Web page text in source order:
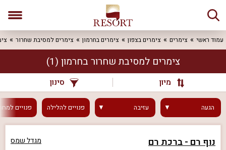
עמוד ראשי צימרים צימרים בצפון צימרים בחרמון צימרים למסיבת שחרור
צימרים למסיבת שחרור בחרמון (1)
מיון סינון
הגעה עזיבה פנוייםלהלילה פנויים
נוף רם - ברכת רם מגדל שמס